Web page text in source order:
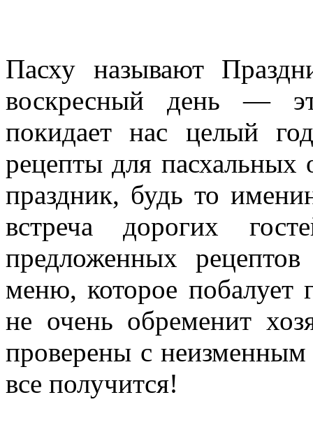
Пасху называют
воскресный день —
покидает нас целый
рецепты для пасхальных
праздник, будь то
встреча дорогих
предложенных
меню, которое побалует
не очень обременит
проверены с неизменным
все получится!